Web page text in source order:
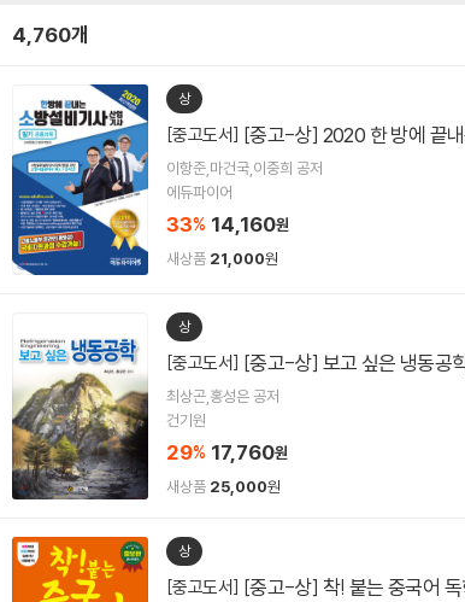
4,760개
상
[중고도서] [중고-상] 2020 한 방에 끝
이항준,마건국,이중희 공저
에듀파이어
33% 14,160원
새상품 21,000원
상
[중고도서] [중고-상] 보고 싶은 냉동공
최상곤,홍성은 공저
건기원
29% 17,760원
새상품 25,000원
상
[중고도서] [중고-상] 착! 붙는 중국어